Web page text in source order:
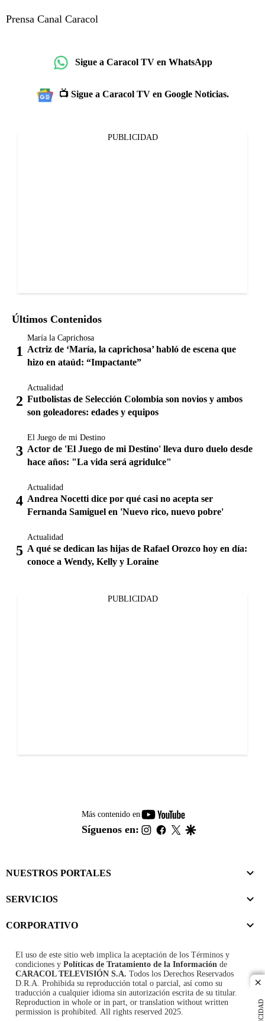
Prensa Canal Caracol
Sigue a Caracol TV en WhatsApp
📺 Sigue a Caracol TV en Google Noticias.
PUBLICIDAD
Últimos Contenidos
María la Caprichosa
Actriz de ‘María, la caprichosa’ habló de escena que
hizo en ataúd: “Impactante”
Actualidad
Futbolistas de Selección Colombia son novios y ambos
son goleadores: edades y equipos
El Juego de mi Destino
Actor de 'El Juego de mi Destino' lleva duro duelo desde
hace años: "La vida será agridulce"
Actualidad
Andrea Nocetti dice por qué casi no acepta ser
Fernanda Samiguel en 'Nuevo rico, nuevo pobre'
Actualidad
A qué se dedican las hijas de Rafael Orozco hoy en día:
conoce a Wendy, Kelly y Loraine
PUBLICIDAD
Más contenido en
youtube-
footer
Síguenos en: instagram
facebook
twitter
NUESTROS PORTALES
SERVICIOS
CORPORATIVO
El uso de este sitio web implica la aceptación de los Términos y
condiciones y Políticas de Tratamiento de la Información de
CARACOL TELEVISIÓN S.A. Todos los Derechos Reservados
D.R.A. Prohibida su reproducción total o parcial, así como su
traducción a cualquier idioma sin autorización escrita de su titular.
Reproduction in whole or in part, or translation without written
permission is prohibited. All rights reserved 2025.